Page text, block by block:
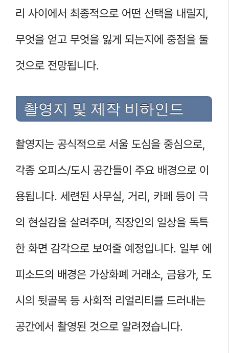
리 사이에서 최종적으로 어떤 선택을 내릴지,
무엇을 얻고 무엇을 잃게 되는지에 중점을 둘
것으로 전망됩니다.
촬영지 및 제작 비하인드
촬영지는 공식적으로 서울 도심을 중심으로,
각종 오피스/도시 공간들이 주요 배경으로 이
용됩니다. 세련된 사무실, 거리, 카페 등이 극
의 현실감을 살려주며, 직장인의 일상을 독특
한 화면 감각으로 보여줄 예정입니다. 일부 에
피소드의 배경은 가상화폐 거래소, 금융가, 도
시의 뒷골목 등 사회적 리얼리티를 드러내는
공간에서 촬영된 것으로 알려졌습니다.